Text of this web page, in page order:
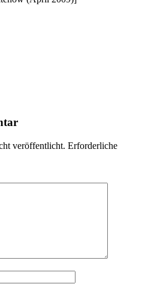
veröffentlicht. Erforderliche